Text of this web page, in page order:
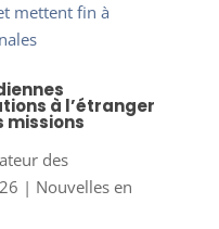
à l’étranger
missions
des
| Nouvelles en